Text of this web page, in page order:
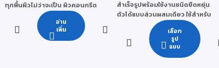
ทุกพื้นผิวไม่ว่าจะเป็น ผิวคอนกรีต
เปลือย คอนกรีตหล่อสำเร็จ
(Precast) คอนกรีตมวลเบา
ประกอบด้วยส่วนผสม 2 ส่วน คือ
Part A น้ำยาอะคริลิกโพลีเมอร์ และ
อ่าน
เพิ่ม
สำเร็จรูปพร้อมใช้งานชนิดยืดหยุ่น
ตัวได้แบบส่วนผสมเดียว ใช้สำหรับ
งานกันซึม และปกป้องผิวคอนกรีต
กันรั่วซึมได้ 100%
เนื้อฟิลม์ยืดหยุ่น ดัดงอได้ ผสาน
รอยแตกร้าวได้ยอดเยี่ยม
เลือก
รูป
แบบ